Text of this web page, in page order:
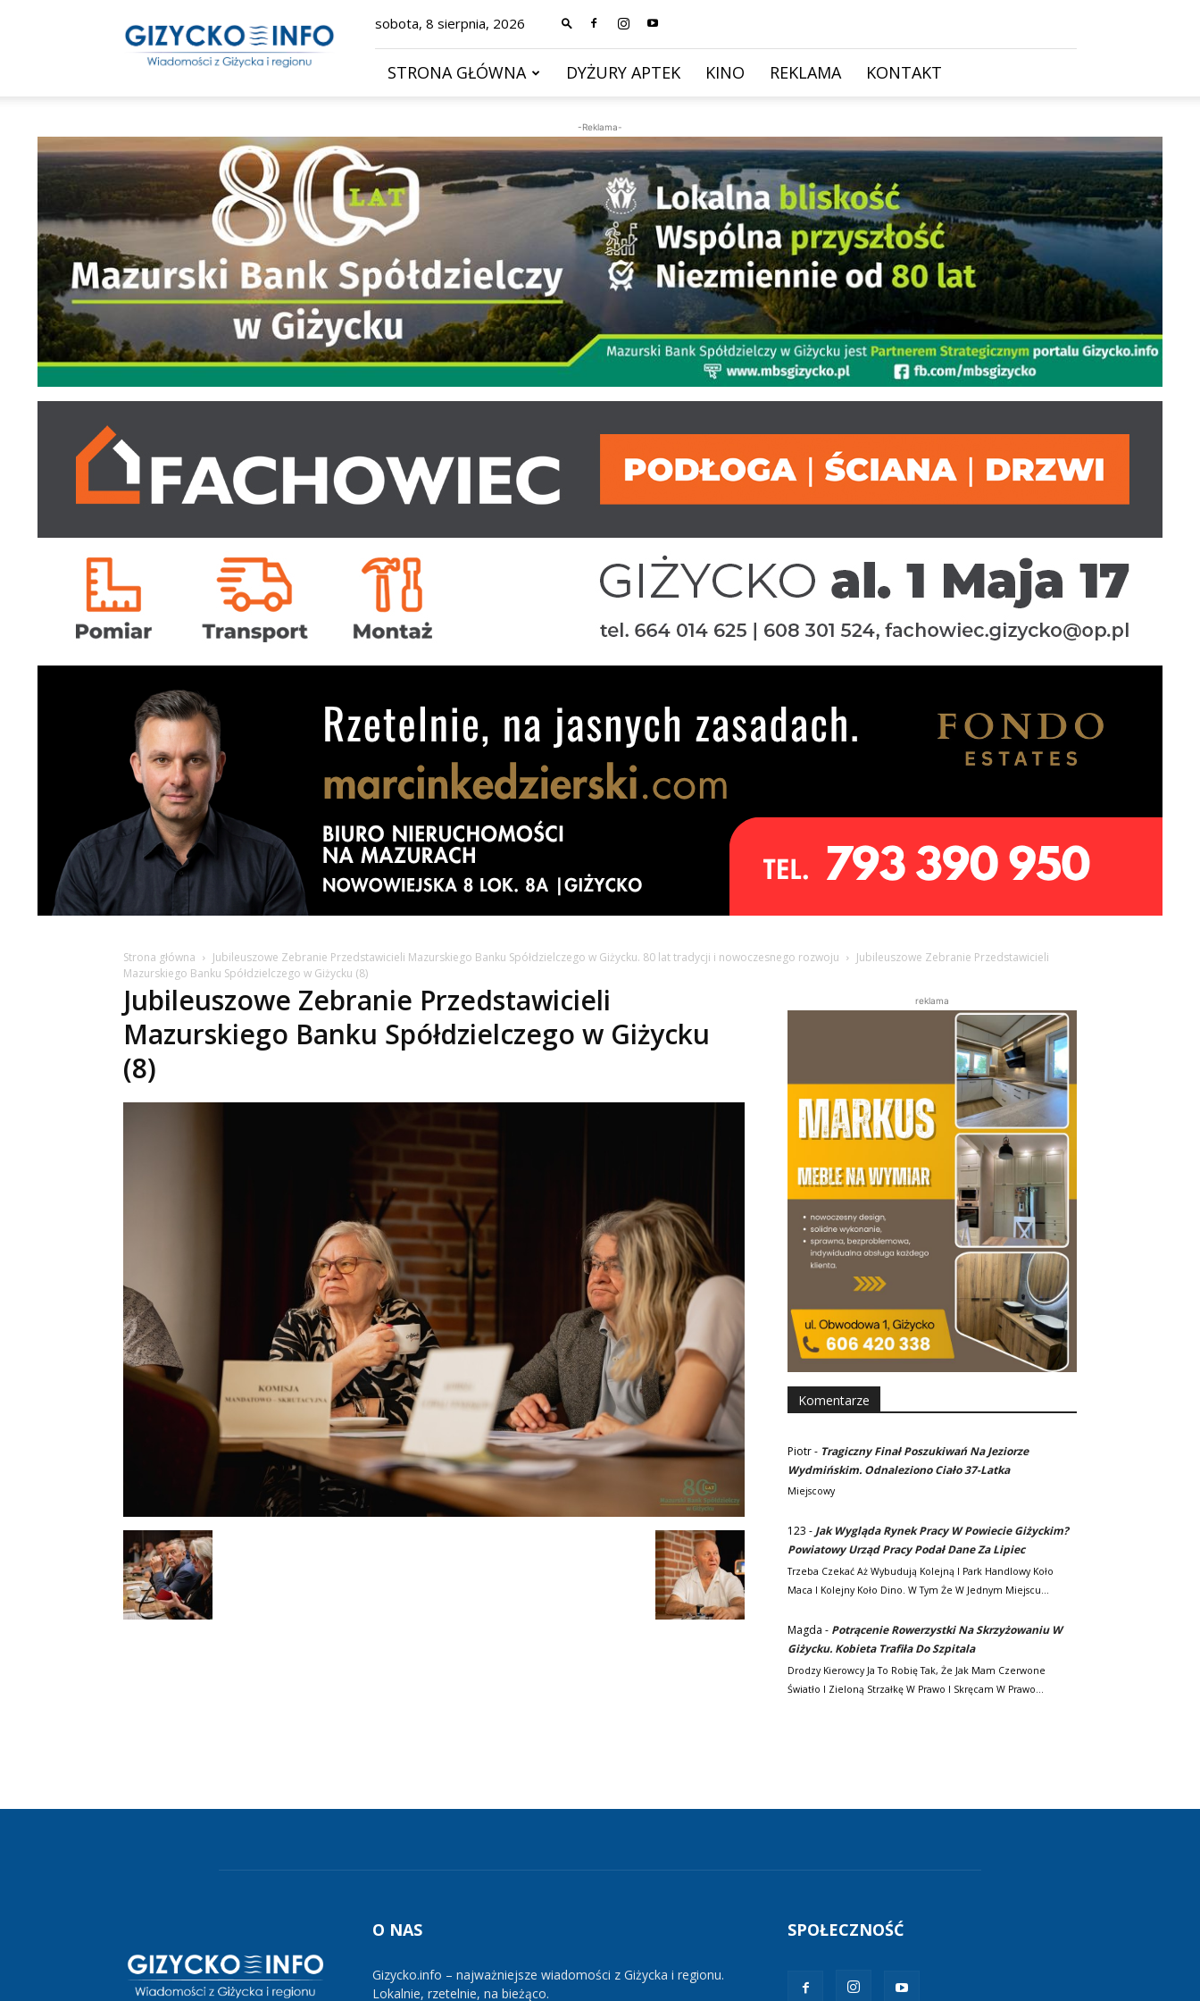
–
wiadomości
sobota, 8 sierpnia, 2026
STRONA GŁÓWNA DYŻURY APTEK KINO REKLAMA KONTAKT
-Reklama-
Strona główna Jubileuszowe Zebranie Przedstawicieli Mazurskiego Banku Spółdzielczego w Giżycku. 80 lat tradycji i nowoczesnego rozwoju
Jubileuszowe Zebranie Przedstawicieli
Mazurskiego Banku Spółdzielczego w Giżycku (8)
Jubileuszowe Zebranie Przedstawicieli
Mazurskiego Banku Spółdzielczego w Giżycku
(8)
reklama
Komentarze
Piotr- Tragiczny Finał Poszukiwań Na Jeziorze
Wydmińskim. Odnaleziono Ciało 37-Latka
Miejscowy
123 - Jak Wygląda Rynek Pracy W Powiecie Giżyckim?
Powiatowy Urząd Pracy Podał Dane Za Lipiec
Trzeba Czekać Aż Wybudują Kolejną I Park Handlowy Koło
Maca I Kolejny Koło Dino. W Tym Że W Jednym Miejscu…
Magda - Potrącenie Rowerzystki Na Skrzyżowaniu W
Giżycku. Kobieta Trafiła Do Szpitala
Drodzy Kierowcy Ja To Robię Tak, Że Jak Mam Czerwone
Światło I Zieloną Strzałkę W Prawo I Skręcam W Prawo…
O NAS
Gizycko.info – najważniejsze wiadomości z Giżycka i regionu.
Lokalnie, rzetelnie, na bieżąco.
SPOŁECZNOŚĆ